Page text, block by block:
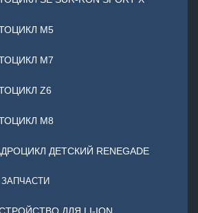
М5
М7
Z6
М8
ДЕТСКИЙ RENEGADE